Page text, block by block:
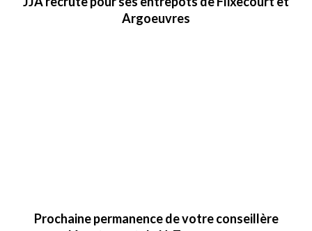
Argoeuvres
Prochaine permanence de votre conseillère